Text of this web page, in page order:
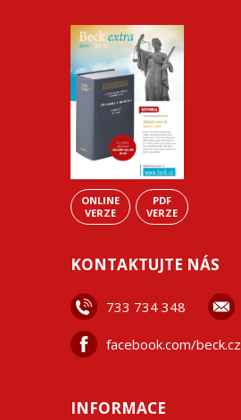
ONLINE
VERZE
PDF
VERZE
KONTAKTUJTE NÁS
733 734 348
facebook.com/beck.cz
INFORMACE